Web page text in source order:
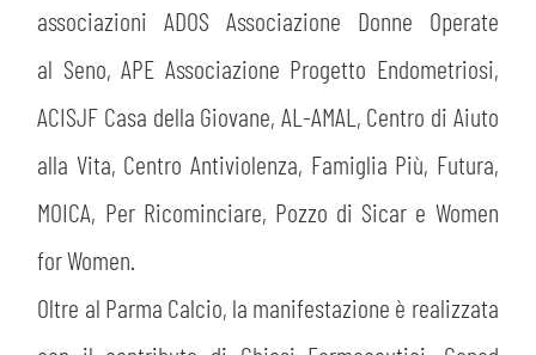
CERCA
associazioni ADOS Associazione Donne Operate
al Seno, APE Associazione Progetto Endometriosi,
ACISJF Casa della Giovane, AL-AMAL, Centro di Aiuto
alla Vita, Centro Antiviolenza, Famiglia Più, Futura,
MOICA, Per Ricominciare, Pozzo di Sicar e Women
for Women.
Oltre al Parma Calcio, la manifestazione è realizzata